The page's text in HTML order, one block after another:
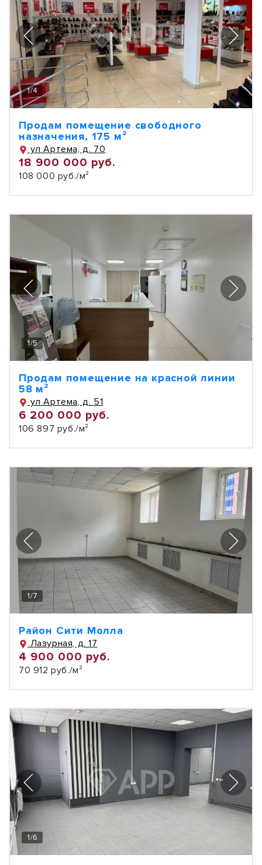
1/4
Продам помещение свободного
назначения, 175 м²
ул Артема, д. 70
18 900 000 руб.
108 000 руб./м²
1/5
Продам помещение на красной линии
58 м²
ул Артема, д. 51
6 200 000 руб.
106 897 руб./м²
1/7
Район Сити Молла
Лазурная, д. 17
4 900 000 руб.
70 912 руб./м²
1/6